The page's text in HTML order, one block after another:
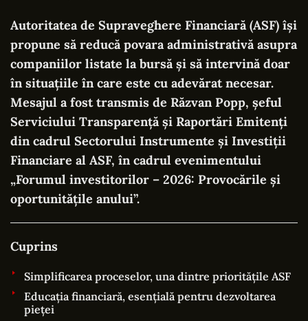
Autoritatea de Supraveghere Financiară (ASF) își
propune să reducă povara administrativă asupra
companiilor listate la bursă și să intervină doar
în situațiile în care este cu adevărat necesar.
Mesajul a fost transmis de Răzvan Popp, șeful
Serviciului Transparență și Raportări Emitenți
din cadrul Sectorului Instrumente și Investiții
Financiare al ASF, în cadrul evenimentului
„Forumul investitorilor – 2026: Provocările și
oportunitățile anului”.
Cuprins
Simplificarea proceselor, una dintre prioritățile ASF
Educația financiară, esențială pentru dezvoltarea
pieței